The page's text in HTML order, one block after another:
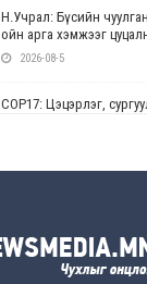
Н.Учрал: Бүсийн
ойн арга хэмжээг
2026-08-5
СОР17: Цэцэрлэг,
2026-08-5